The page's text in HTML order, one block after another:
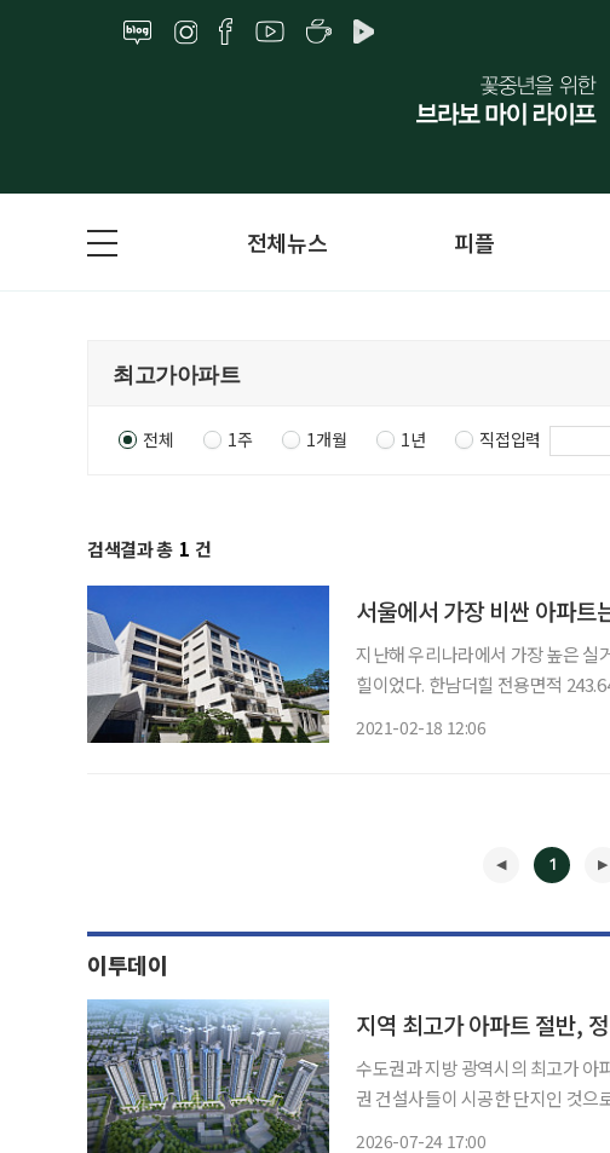
전체뉴스 피플
전체 1주 1개월 1년 직접입력
검색결과 총 1 건
서울에서 가장 비싼 아파트
지난해 우리나라에서 가장 높은 실
힐이었다. 한남더힐 전용면적
2021-02-18 12:06
1
이투데이
지역 최고가 아파트 절반,
수도권과 지방 광역시의 최고가 아
권 건설사들이 시공한 단지인 것으
2026-07-24 17:00